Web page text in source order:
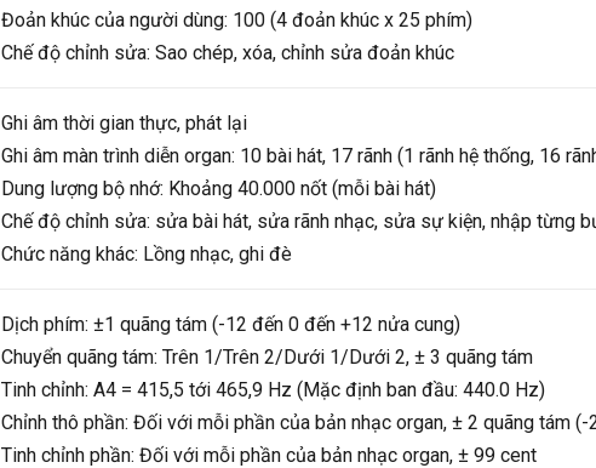
Đoản khúc của người dùng: 100 (4 đoản khúc x 25 phím)
Chế độ chỉnh sửa: Sao chép, xóa, chỉnh sửa đoản khúc
Ghi âm thời gian thực, phát lại
Ghi âm màn trình diễn organ: 10 bài hát, 17 rãnh (1 rãnh hệ thống, 16
Dung lượng bộ nhớ: Khoảng 40.000 nốt (mỗi bài hát)
Chế độ chỉnh sửa: sửa bài hát, sửa rãnh nhạc, sửa sự kiện, nhập từng
Chức năng khác: Lồng nhạc, ghi đè
Dịch phím: ±1 quãng tám (-12 đến 0 đến +12 nửa cung)
Chuyển quãng tám: Trên 1/Trên 2/Dưới 1/Dưới 2, ± 3 quãng tám
Tinh chỉnh: A4 = 415,5 tới 465,9 Hz (Mặc định ban đầu: 440.0 Hz)
Chỉnh thô phần: Đối với mỗi phần của bản nhạc organ, ± 2 quãng tám
Tinh chỉnh phần: Đối với mỗi phần của bản nhạc organ, ± 99 cent